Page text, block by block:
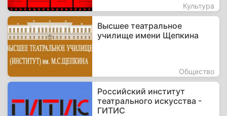
Культура
Высшее театральное
училище имени Щепкина
Общество
Российский институт
театрального искусства -
ГИТИС